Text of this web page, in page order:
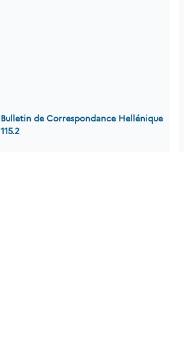
Bulletin de Correspondance Hellénique
115.2